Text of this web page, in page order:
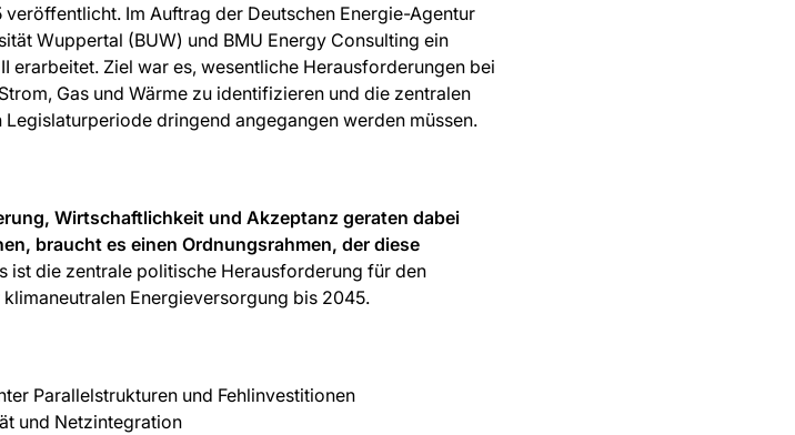
Im Auftrag der Deutschen Energie-Agentur
Wuppertal (BUW) und BMU Energy Consulting ein
erarbeitet. Ziel war es, wesentliche Herausforderungen bei
Gas und Wärme zu identifizieren und die zentralen
dringend angegangen werden müssen.
Wirtschaftlichkeit und Akzeptanz geraten dabei
braucht es einen Ordnungsrahmen, der diese
ist die zentrale politische Herausforderung für den
Energieversorgung bis 2045.
Parallelstrukturen und Fehlinvestitionen
und Netzintegration